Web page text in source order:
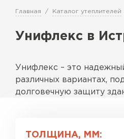
Главная Каталог утеплителей
Унифлекс в
Унифлекс – это
различных вариантах,
долговечную защиту
Линейка включает
ТОЛЩИНА, ММ:
Перейти в каталог
Утеплитель
Утеплитель Knauf